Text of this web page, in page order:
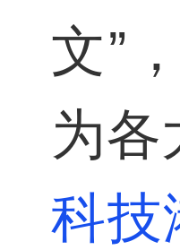
文”
为各
科技